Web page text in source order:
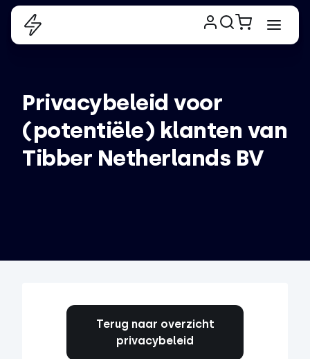
Privacybeleid voor
(potentiële) klanten van
Tibber Netherlands BV
Terug naar overzicht
privacybeleid